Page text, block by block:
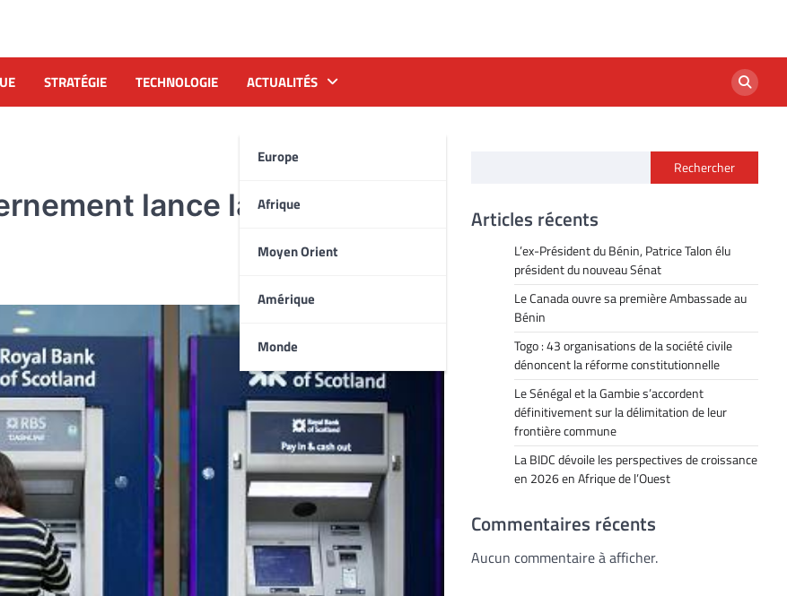
STRATÉGIE TECHNOLOGIE ACTUALITÉS
Europe
Afrique
Moyen Orient
Amérique
Monde
lance la privatisation
Rechercher
Articles récents
L’ex-Président du Bénin, Patrice Talon élu
président du nouveau Sénat
Le Canada ouvre sa première Ambassade au
Bénin
Togo : 43 organisations de la société civile
dénoncent la réforme constitutionnelle
Le Sénégal et la Gambie s’accordent
définitivement sur la délimitation de leur
frontière commune
La BIDC dévoile les perspectives de croissance
en 2026 en Afrique de l’Ouest
Commentaires récents
Aucun commentaire à afficher.